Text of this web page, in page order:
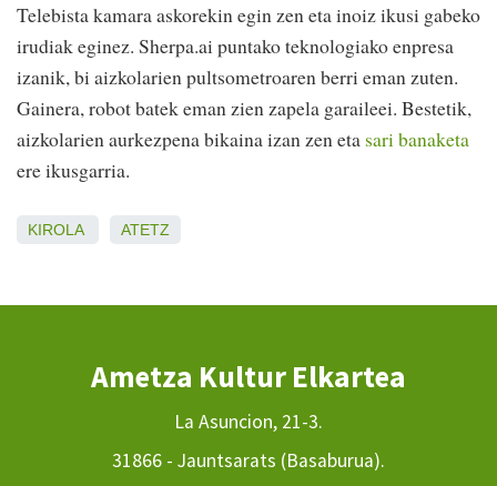
Telebista kamara askorekin egin zen eta inoiz ikusi gabeko
irudiak eginez. Sherpa.ai puntako teknologiako enpresa
izanik, bi aizkolarien pultsometroaren berri eman zuten.
Gainera, robot batek eman zien zapela garaileei. Bestetik,
aizkolarien aurkezpena bikaina izan zen eta sari banaketa
ere ikusgarria.
KIROLA ATETZ
Ametza Kultur Elkartea
La Asuncion, 21-3.
31866 - Jauntsarats (Basaburua).